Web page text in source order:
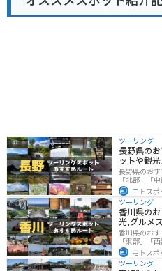
号：0980-44-
通車50台、大型車5台 【おすすめポイント
ツーリング
長野県の
ットや観
長野県のお
「北部」「
訪湖やビー
グスポット
グに行く際は
モトスポ
ツーリング
香川県の
光,グルメ
香川県のお
「東部」「
す。自然豊
ングができ
は参考にして
モトスポ
ツーリング